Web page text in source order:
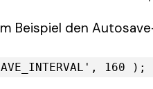
Beispiel den
160